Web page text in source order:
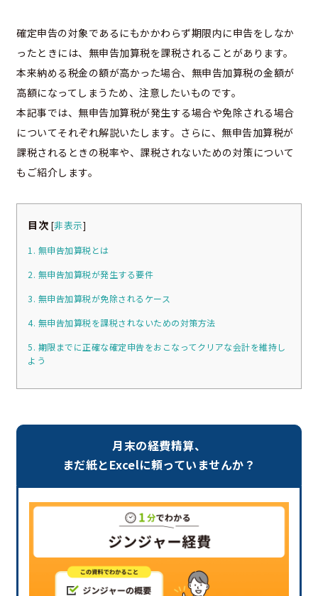
確定申告の対象であるにもかかわらず期限内に申告をしなか
ったときには、無申告加算税を課税されることがあります。
本来納める税金の額が高かった場合、無申告加算税の金額が
高額になってしまうため、注意したいものです。
本記事では、無申告加算税が発生する場合や免除される場合
についてそれぞれ解説いたします。さらに、無申告加算税が
課税されるときの税率や、課税されないための対策について
もご紹介します。
目次 [非表示]
1. 無申告加算税とは
2. 無申告加算税が発生する要件
3. 無申告加算税が免除されるケース
4. 無申告加算税を課税されないための対策方法
5. 期限までに正確な確定申告をおこなってクリアな会計を維持し
よう
月末の経費精算、
まだ紙とExcelに頼っていませんか？